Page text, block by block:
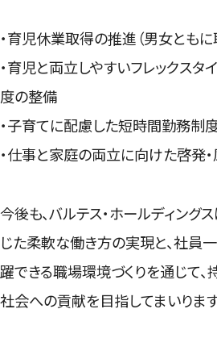
・育児休業取得の推進（男女ともに
・育児と両立しやすいフレックスタ
度の整備
・子育てに配慮した短時間勤務制
・仕事と家庭の両立に向けた啓発
今後も、バルテス・ホールディング
じた柔軟な働き方の実現と、社員
躍できる職場環境づくりを通じて
社会への貢献を目指してまいります